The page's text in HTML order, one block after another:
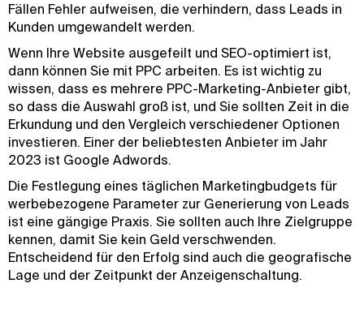
Fällen Fehler aufweisen, die verhindern, dass Leads in
Kunden umgewandelt werden.
Wenn Ihre Website ausgefeilt und SEO-optimiert ist,
dann können Sie mit PPC arbeiten. Es ist wichtig zu
wissen, dass es mehrere PPC-Marketing-Anbieter gibt,
so dass die Auswahl groß ist, und Sie sollten Zeit in die
Erkundung und den Vergleich verschiedener Optionen
investieren. Einer der beliebtesten Anbieter im Jahr
2023 ist Google Adwords.
Die Festlegung eines täglichen Marketingbudgets für
werbebezogene Parameter zur Generierung von Leads
ist eine gängige Praxis. Sie sollten auch Ihre Zielgruppe
kennen, damit Sie kein Geld verschwenden.
Entscheidend für den Erfolg sind auch die geografische
Lage und der Zeitpunkt der Anzeigenschaltung.